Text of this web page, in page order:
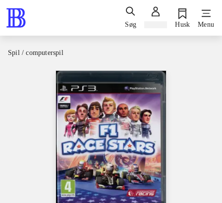
Søg Husk Menu
Spil / computerspil